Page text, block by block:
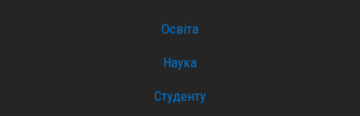
Освіта
Наука
Студенту